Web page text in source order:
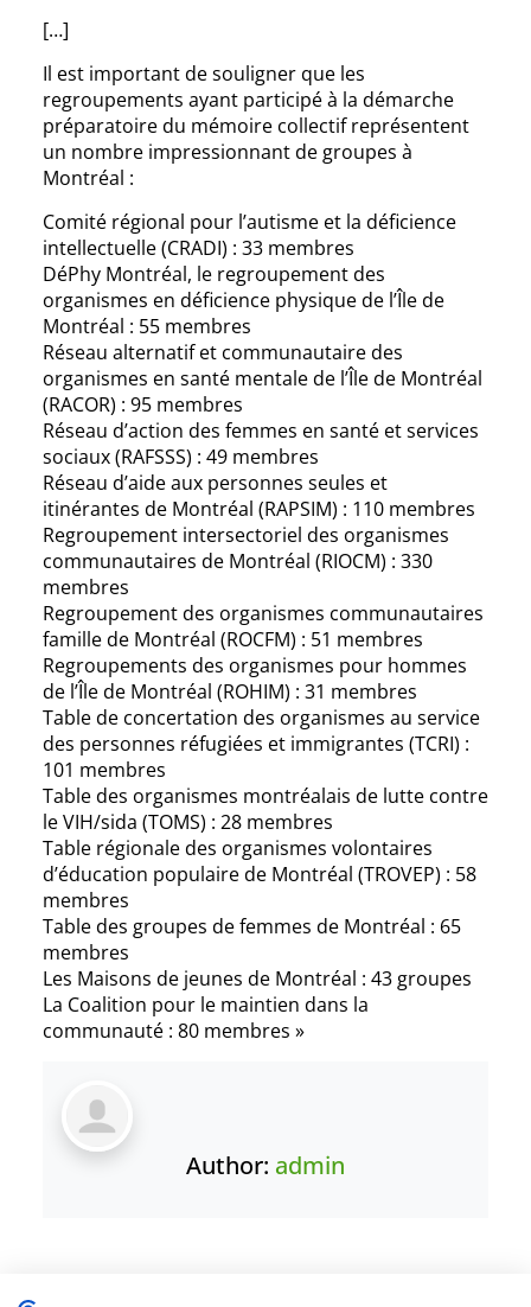
[…]
Il est important de souligner que les
regroupements ayant participé à la démarche
préparatoire du mémoire collectif représentent
un nombre impressionnant de groupes à
Montréal :
Comité régional pour l’autisme et la déficience
intellectuelle (CRADI) : 33 membres
DéPhy Montréal, le regroupement des
organismes en déficience physique de l’Île de
Montréal : 55 membres
Réseau alternatif et communautaire des
organismes en santé mentale de l’Île de Montréal
(RACOR) : 95 membres
Réseau d’action des femmes en santé et services
sociaux (RAFSSS) : 49 membres
Réseau d’aide aux personnes seules et
itinérantes de Montréal (RAPSIM) : 110 membres
Regroupement intersectoriel des organismes
communautaires de Montréal (RIOCM) : 330
membres
Regroupement des organismes communautaires
famille de Montréal (ROCFM) : 51 membres
Regroupements des organismes pour hommes
de l’Île de Montréal (ROHIM) : 31 membres
Table de concertation des organismes au service
des personnes réfugiées et immigrantes (TCRI) :
101 membres
Table des organismes montréalais de lutte contre
le VIH/sida (TOMS) : 28 membres
Table régionale des organismes volontaires
d’éducation populaire de Montréal (TROVEP) : 58
membres
Table des groupes de femmes de Montréal : 65
membres
Les Maisons de jeunes de Montréal : 43 groupes
La Coalition pour le maintien dans la
communauté : 80 membres »
Author: admin